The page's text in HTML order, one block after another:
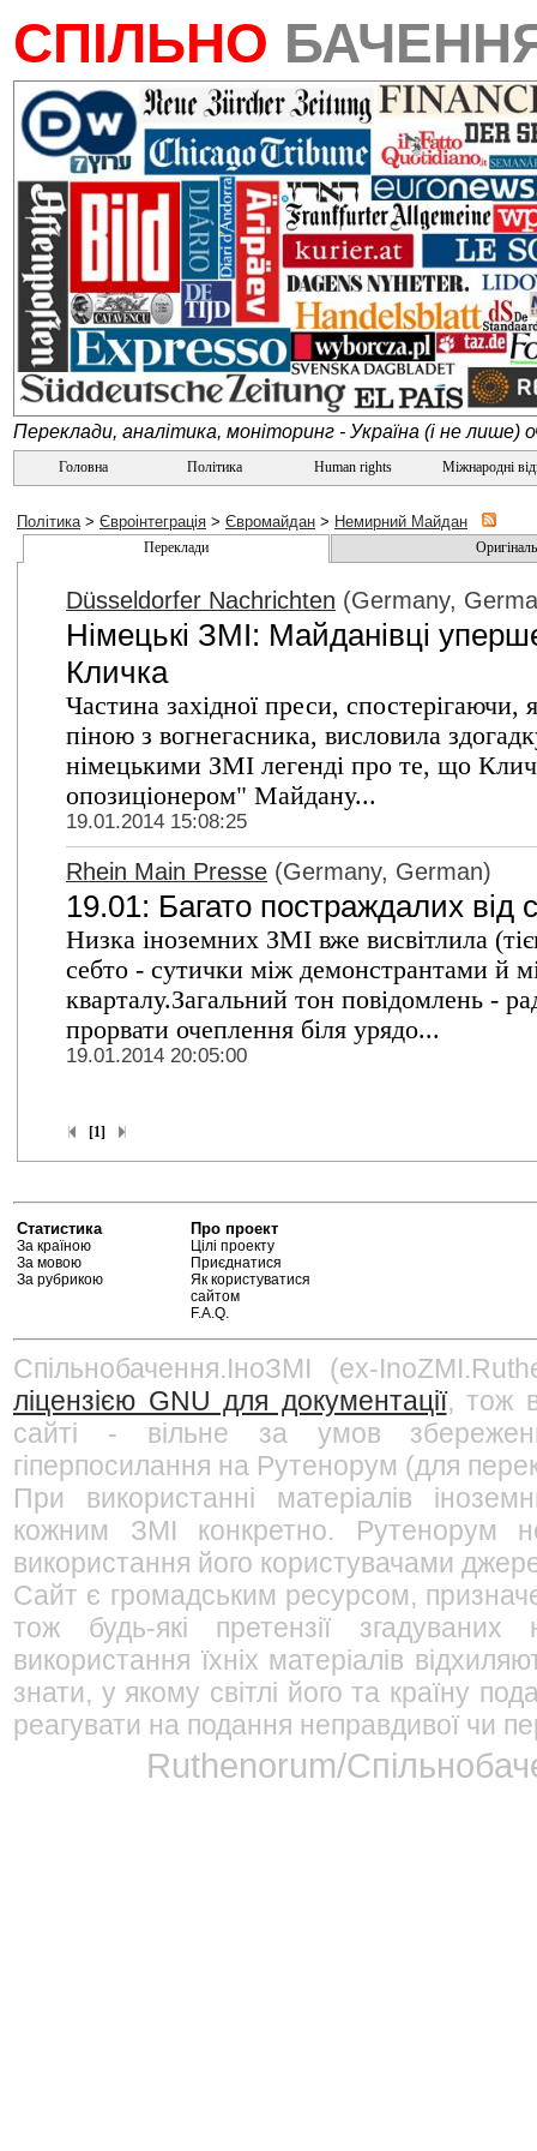
СПІЛЬНО
Переклади, аналітика, моніторинг - Україна (і не лише)
Головна Політика Human rights Міжнародні
Політика> Євроінтеграція > Євромайдан > Немирний Майдан
Переклади
Düsseldorfer Nachrichten (Germany,
Німецькі ЗМІ: Майданівці
Кличка
Частина західної преси,
піною з вогнегасника, висловила
німецькими ЗМІ легенді про те, що
опозиціонером" Майдану...
19.01.2014 15:08:25
Rhein Main Presse (Germany, German)
19.01: Багато постраждалих від
Низка іноземних ЗМІ вже висвітлила
себто - сутички між демонстрантами й
кварталу.Загальний тон повідомлень -
прорвати очеплення біля урядо...
19.01.2014 20:05:00
[1]
Статистика
За країною
За мовою
За рубрикою
Про проект
Цілі проекту
Приєднатися
Як користуватися
сайтом
F.A.Q.
Спільнобачення.ІноЗМІ (ex-
ліцензією GNU для документації, тож
сайті - вільне за умов
гіперпосилання на Рутенорум (для
При використанні матеріалів
кожним ЗМІ конкретно. Рутенорум
використання його користувачами
Сайт є громадським ресурсом,
тож будь-які претензії
використання їхніх матеріалів
знати, у якому світлі його та країну
реагувати на подання неправдивої чи
Ruthenorum/